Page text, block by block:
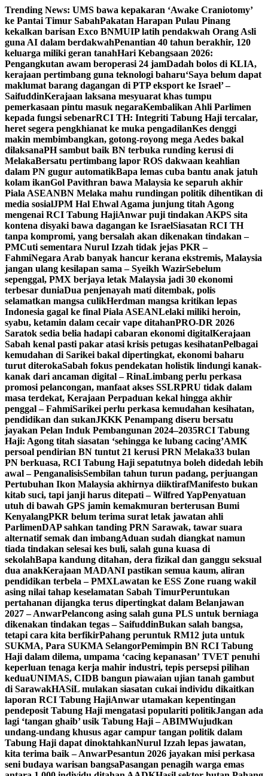
Skip
to
content
Trending News: UMS bawa kepakaran ‘Awake Craniotomy’
ke Pantai Timur SabahPakatan Harapan Pulau Pinang
kekalkan barisan Exco BNMUIP latih pendakwah Orang Asli
guna AI dalam berdakwahPenantian 40 tahun berakhir, 120
keluarga miliki geran tanahHari Kebangsaan 2026:
Pengangkutan awam beroperasi 24 jamDadah bolos di KLIA,
kerajaan pertimbang guna teknologi baharu‘Saya belum dapat
maklumat barang dagangan di PTP eksport ke Israel’ –
SaifuddinKerajaan laksana mesyuarat khas tumpu
pemerkasaan pintu masuk negaraKembalikan Ahli Parlimen
kepada fungsi sebenarRCI TH: Integriti Tabung Haji tercalar,
heret segera pengkhianat ke muka pengadilanKes denggi
makin membimbangkan, gotong-royong mega Aedes bakal
dilaksanaPH sambut baik BN terbuka runding kerusi di
MelakaBersatu pertimbang lapor ROS dakwaan keahlian
dalam PN gugur automatikBapa lemas cuba bantu anak jatuh
kolam ikanGol Pavithran bawa Malaysia ke separuh akhir
Piala ASEANBN Melaka mahu rundingan politik dihentikan di
media sosialJPM Hal Ehwal Agama junjung titah Agong
mengenai RCI Tabung HajiAnwar puji tindakan AKPS sita
kontena disyaki bawa dagangan ke IsraelSiasatan RCI TH
tanpa kompromi, yang bersalah akan dikenakan tindakan –
PMCuti sementara Nurul Izzah tidak jejas PKR –
FahmiNegara Arab banyak hancur kerana ekstremis, Malaysia
jangan ulang kesilapan sama – Syeikh WazirSebelum
sepenggal, PMX berjaya letak Malaysia jadi 30 ekonomi
terbesar duniaDua penjenayah mati ditembak, polis
selamatkan mangsa culikHerdman mangsa kritikan lepas
Indonesia gagal ke final Piala ASEANLelaki miliki heroin,
syabu, ketamin dalam cecair vape ditahanPRO-DR 2026
Saratok sedia belia hadapi cabaran ekonomi digitalKerajaan
Sabah kenal pasti pakar atasi krisis petugas kesihatanPelbagai
kemudahan di Sarikei bakal dipertingkat, ekonomi baharu
turut diterokaSabah fokus pendekatan holistik lindungi kanak-
kanak dari ancaman digital – RinaLimbang perlu perkasa
promosi pelancongan, manfaat akses SSLRPRU tidak dalam
masa terdekat, Kerajaan Perpaduan kekal hingga akhir
penggal – FahmiSarikei perlu perkasa kemudahan kesihatan,
pendidikan dan sukanJKKK Penampang diseru bersatu
jayakan Pelan Induk Pembangunan 2024–2035RCI Tabung
Haji: Agong titah siasatan ‘sehingga ke lubang cacing’AMK
persoal pendirian BN tuntut 21 kerusi PRN Melaka33 bulan
PN berkuasa, RCI Tabung Haji sepatutnya boleh didedah lebih
awal – PenganalisisSembilan tahun turun padang, perjuangan
Pertubuhan Ikon Malaysia akhirnya diiktirafManifesto bukan
kitab suci, tapi janji harus ditepati – Wilfred YapPenyatuan
utuh di bawah GPS jamin kemakmuran berterusan Bumi
KenyalangPKR belum terima surat letak jawatan ahli
ParlimenDAP sahkan tanding PRN Sarawak, tawar suara
alternatif semak dan imbangAduan sudah diangkat namun
tiada tindakan selesai kes buli, salah guna kuasa di
sekolahBapa kandung ditahan, dera fizikal dan ganggu seksual
dua anakKerajaan MADANI pastikan semua kaum, aliran
pendidikan terbela – PMXLawatan ke ESS Zone ruang wakil
asing nilai tahap keselamatan Sabah TimurPeruntukan
pertahanan dijangka terus dipertingkat dalam Belanjawan
2027 – AnwarPelancong asing salah guna PLS untuk berniaga
dikenakan tindakan tegas – SaifuddinBukan salah bangsa,
tetapi cara kita berfikirPahang peruntuk RM12 juta untuk
SUKMA, Para SUKMA SelangorPemimpin BN RCI Tabung
Haji dalam dilema, umpama ‘cacing kepanasan’ TVET penuhi
keperluan tenaga kerja mahir industri, tepis persepsi pilihan
keduaUNIMAS, CIDB bangun piawaian ujian tanah gambut
di SarawakHASiL mulakan siasatan cukai individu dikaitkan
laporan RCI Tabung HajiAnwar utamakan kepentingan
pendeposit Tabung Haji mengatasi populariti politikJangan ada
lagi ‘tangan ghaib’ usik Tabung Haji – ABIMWujudkan
undang-undang khusus agar campur tangan politik dalam
Tabung Haji dapat dinoktahkanNurul Izzah lepas jawatan,
kita terima baik – AnwarPesantun 2026 jayakan misi perkasa
seni budaya warisan bangsaPasangan penagih warga emas